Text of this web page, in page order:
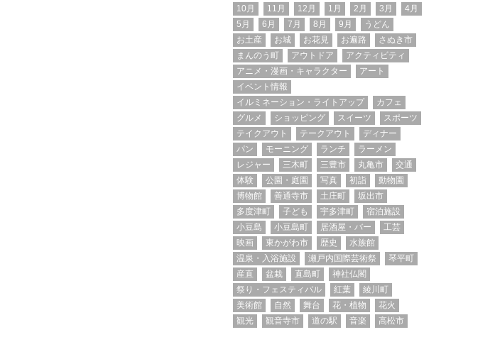
10月 11月 12月 1月 2月 3月
4月
5月
6月 7月 8月 9月
うどん
お土産
お城 お花見 お遍路
さぬき市
まんのう町
アウトドア
アクティビティ
アニメ・漫画・キャラクター
アート
イベント情報
イルミネーション・ライトアップ
カフェ
グルメ
ショッピング スイーツ
スポーツ
テイクアウト
テークアウト
ディナー
パン
モーニング ランチ
ラーメン
レジャー
三木町 三豊市 丸亀市
交通
体験
公園・庭園 写真 初詣
動物園
博物館
善通寺市 土庄町
坂出市
多度津町
子ども 宇多津町
宿泊施設
小豆島
小豆島町 居酒屋・バー
工芸
映画
東かがわ市 歴史
水族館
温泉・入浴施設
瀬戸内国際芸術祭
琴平町
産直
盆栽 直島町
神社仏閣
祭り・フェスティバル
紅葉
綾川町
美術館
自然 舞台 花・植物
花火
観光
観音寺市 道の駅 音楽 高松市